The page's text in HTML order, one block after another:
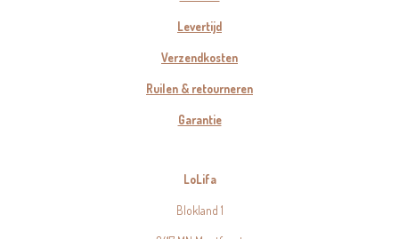
Levertijd
Verzendkosten
Ruilen & retourneren
Garantie
LoLifa
Blokland 1